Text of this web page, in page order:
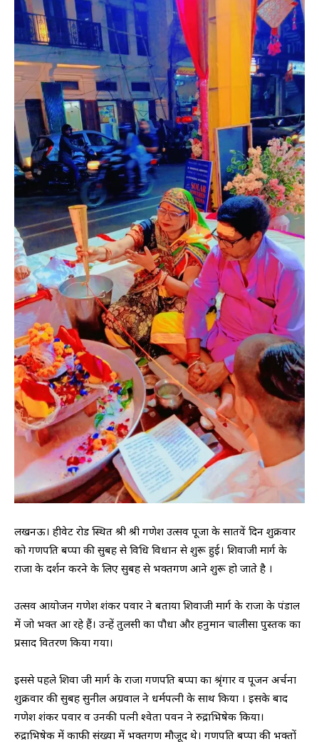
लखनऊ। हीवेट रोड स्थित श्री श्री गणेश उत्सव पूजा के सातवें दिन शुक्रवार
को गणपति बप्पा की सुबह से विधि विधान से शुरू हुई। शिवाजी मार्ग के
राजा के दर्शन करने के लिए सुबह से भक्तगण आने शुरू हो जाते है ।
उत्सव आयोजन गणेश शंकर पवार ने बताया शिवाजी मार्ग के राजा के पंडाल
में जो भक्त आ रहे हैं। उन्हें तुलसी का पौधा और हनुमान चालीसा पुस्तक का
प्रसाद वितरण किया गया।
इससे पहले शिवा जी मार्ग के राजा गणपति बप्पा का श्रृंगार व पूजन अर्चना
शुक्रवार की सुबह सुनील अग्रवाल ने धर्मपत्नी के साथ किया । इसके बाद
गणेश शंकर पवार व उनकी पत्नी श्वेता पवन ने रुद्राभिषेक किया।
रुद्राभिषेक में काफी संख्या में भक्तगण मौजूद थे। गणपति बप्पा की भक्तों